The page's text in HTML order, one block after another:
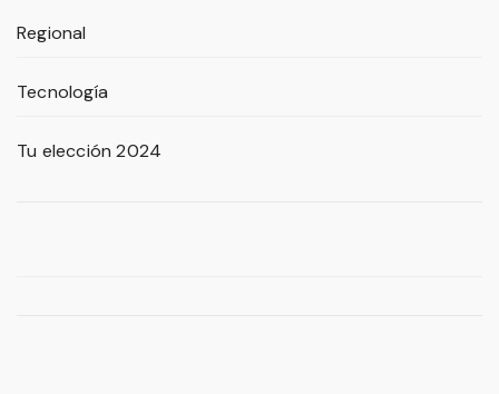
Regional
Tecnología
Tu elección 2024